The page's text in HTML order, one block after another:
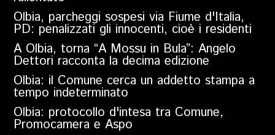
Olbia, parcheggi sospesi via Fiume d'Italia,
PD: penalizzati gli innocenti, cioè i residenti
A Olbia, torna “A Mossu in Bula”: Angelo
Dettori racconta la decima edizione
Olbia: il Comune cerca un addetto stampa a
tempo indeterminato
Olbia: protocollo d'intesa tra Comune,
Promocamera e Aspo